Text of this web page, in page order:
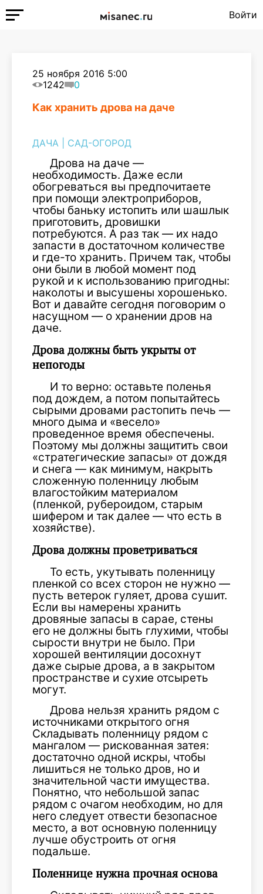
Войти
25 ноября 2016 5:00
1242
0
Как хранить дрова на даче
ДАЧА САД-ОГОРОД
Дрова на даче —
необходимость. Даже если
обогреваться вы предпочитаете
при помощи электроприборов,
чтобы баньку истопить или шашлык
приготовить, дровишки
потребуются. А раз так — их надо
запасти в достаточном количестве
и где-то хранить. Причем так, чтобы
они были в любой момент под
рукой и к использованию пригодны:
наколоты и высушены хорошенько.
Вот и давайте сегодня поговорим о
насущном — о хранении дров на
даче.
Дрова должны быть укрыты от
непогоды
И то верно: оставьте поленья
под дождем, а потом попытайтесь
сырыми дровами растопить печь —
много дыма и «весело»
проведенное время обеспечены.
Поэтому мы должны защитить свои
«стратегические запасы» от дождя
и снега — как минимум, накрыть
сложенную поленницу любым
влагостойким материалом
(пленкой, рубероидом, старым
шифером и так далее — что есть в
хозяйстве).
Дрова должны проветриваться
То есть, укутывать поленницу
пленкой со всех сторон не нужно —
пусть ветерок гуляет, дрова сушит.
Если вы намерены хранить
дровяные запасы в сарае, стены
его не должны быть глухими, чтобы
сырости внутри не было. При
хорошей вентиляции досохнут
даже сырые дрова, а в закрытом
пространстве и сухие отсыреть
могут.
Дрова нельзя хранить рядом с
источниками открытого огня
Складывать поленницу рядом с
мангалом — рискованная затея:
достаточно одной искры, чтобы
лишиться не только дров, но и
значительной части имущества.
Понятно, что небольшой запас
рядом с очагом необходим, но для
него следует отвести безопасное
место, а вот основную поленницу
лучше обустроить от огня
подальше.
Поленнице нужна прочная основа